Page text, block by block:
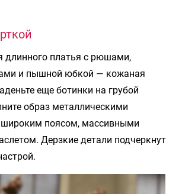
длинного платья с рюшами,
и пышной юбкой — кожаная
еще ботинки на грубой
образ металлическими
поясом, массивными
Дерзкие детали подчеркнут